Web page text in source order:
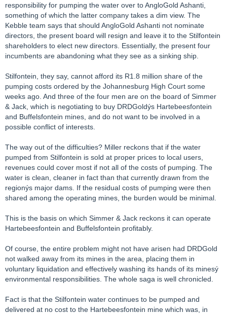
responsibility for pumping the water over to AngloGold Ashanti,
something of which the latter company takes a dim view. The
Kebble team says that should AngloGold Ashanti not nominate
directors, the present board will resign and leave it to the Stilfontein
shareholders to elect new directors. Essentially, the present four
incumbents are abandoning what they see as a sinking ship.
Stilfontein, they say, cannot afford its R1.8 million share of the
pumping costs ordered by the Johannesburg High Court some
weeks ago. And three of the four men are on the board of Simmer
& Jack, which is negotiating to buy DRDGoldýs Hartebeesfontein
and Buffelsfontein mines, and do not want to be involved in a
possible conflict of interests.
The way out of the difficulties? Miller reckons that if the water
pumped from Stilfontein is sold at proper prices to local users,
revenues could cover most if not all of the costs of pumping. The
water is clean, cleaner in fact than that currently drawn from the
regionýs major dams. If the residual costs of pumping were then
shared among the operating mines, the burden would be minimal.
This is the basis on which Simmer & Jack reckons it can operate
Hartebeesfontein and Buffelsfontein profitably.
Of course, the entire problem might not have arisen had DRDGold
not walked away from its mines in the area, placing them in
voluntary liquidation and effectively washing its hands of its minesý
environmental responsibilities. The whole saga is well chronicled.
Fact is that the Stilfontein water continues to be pumped and
delivered at no cost to the Hartebeesfontein mine which was, in